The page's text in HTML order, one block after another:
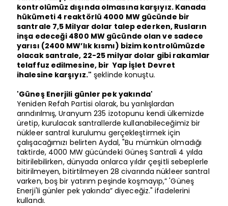
kontrolümüz dışında olmasına karşıyız. Kanada
hükümeti 4 reaktörlü 4000 MW gücünde bir
santrale 7,5 Milyar dolar talep ederken, Rusların
inşa edeceği 4800 MW gücünde olan ve sadece
yarısı (2400 MW’lık kısmı) bizim kontrolümüzde
olacak santrale, 22-25 milyar dolar gibi rakamlar
telaffuz edilmesine, bir Yap İşlet Devret
ihalesine karşıyız." şeklinde konuştu.
'Güneş Enerjili günler pek yakında'
Yeniden Refah Partisi olarak, bu yanlışlardan
arındırılmış, Uranyum 235 izotopunu kendi ülkemizde
üretip, kurulacak santrallerde kullanabileceğimiz bir
nükleer santral kurulumu gerçekleştirmek için
çalışacağımızı belirten Aydal, "Bu mümkün olmadığı
taktirde, 4000 MW gücündeki Güneş Santrali 4 yılda
bitirilebilirken, dünyada onlarca yıldır çeşitli sebeplerle
bitirilmeyen, bitirtilmeyen 28 civarında nükleer santral
varken, boş bir yatırım peşinde koşmayıp,” 'Güneş
Enerji'li günler pek yakında” diyeceğiz." ifadelerini
kullandı.